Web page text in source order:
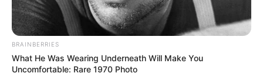
olyan rendszer kedvezményezettjei, ahol a siker és
a pénz nincs arányban a valós értékteremtéssel.
Túláraztott megbízások, indokolatlan kifizetések,
BRAINBERRIES
What He Was Wearing Underneath Will Make You
Uncomfortable: Rare 1970 Photo